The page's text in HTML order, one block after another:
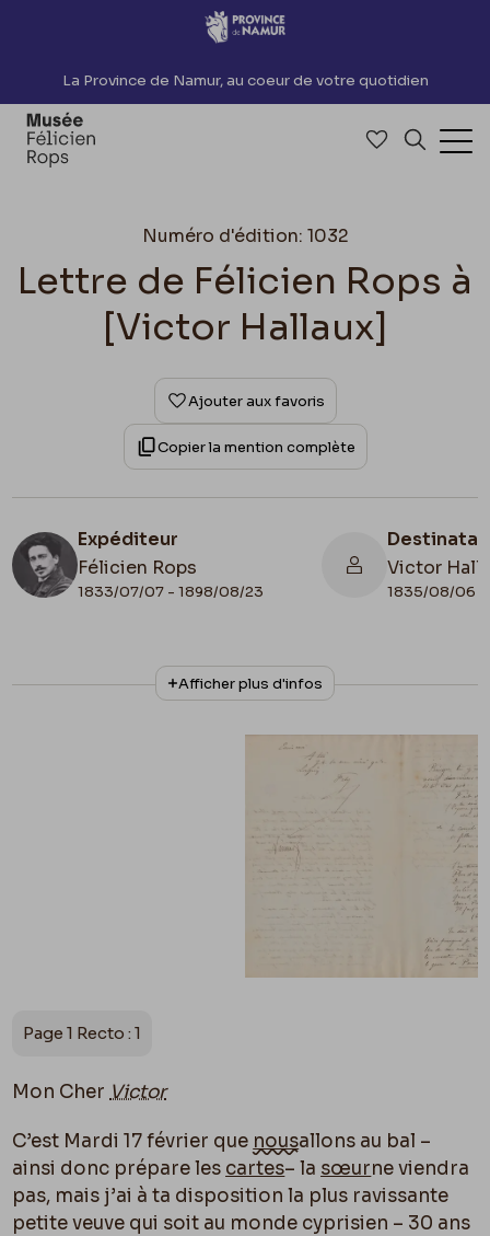
Accèder directement au contenu
La Province de Namur, au coeur de votre quotidien
Accéder à
Numéro d'édition: 1032
Lettre de Félicien Rops à
[Victor Hallaux]
Ajouter aux favoris
Copier la mention complète
Expéditeur
Félicien Rops
1833/07/07 - 1898/08/23
Victor
1835/08/06
N° d'inventaire
III/215/11/32
Collationnage
Autographe
Belgique, Bruxelles, Bibliothèque royale de
Belgique, Cabinet des Manuscrits
Afficher plus d'infos
Page 1 Recto : 1
Mon Cher Victor
C’est Mardi 17 février que nousallons au bal –
ainsi donc prépare les cartes– la sœurne viendra
pas, mais j’ai à ta disposition la plus ravissante
petite veuve qui soit au monde cyprisien – 30 ans